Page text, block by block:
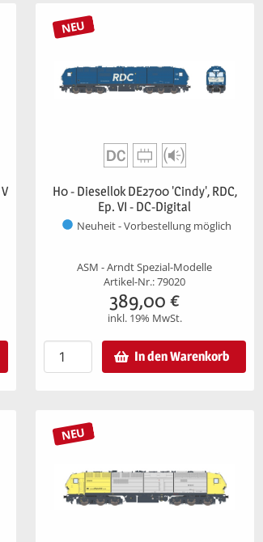
NEU
H0 - Diesellok DE2700 'Cindy', RDC,
Ep. VI - DC-Digital
Neuheit - Vorbestellung möglich
ASM - Arndt Spezial-Modelle
Artikel-Nr.: 79020
389,00 €
inkl. 19% MwSt.
In den Warenkorb
NEU